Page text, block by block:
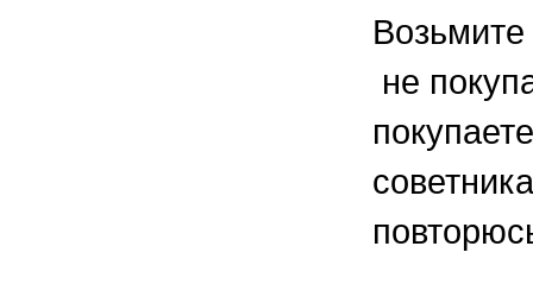
не